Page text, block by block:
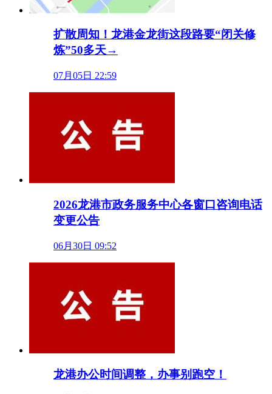
扩散周知！龙港金龙街这段路要“闭关修
炼”50多天→
07月05日 22:59
2026龙港市政务服务中心各窗口咨询电话
变更公告
06月30日 09:52
龙港办公时间调整，办事别跑空！